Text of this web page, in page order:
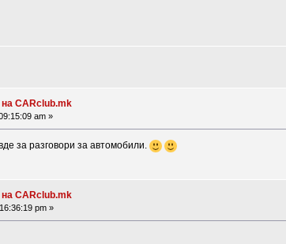
CARclub.mk
am »
за разговори за автомобили.
CARclub.mk
pm »